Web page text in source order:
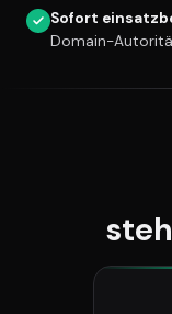
Sofort
Domain-